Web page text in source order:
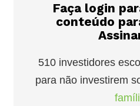
Faça login
conteúdo
510 investidores
para não investirem